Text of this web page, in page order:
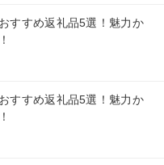
すすめ返礼品5選！魅力か
すすめ返礼品5選！魅力か